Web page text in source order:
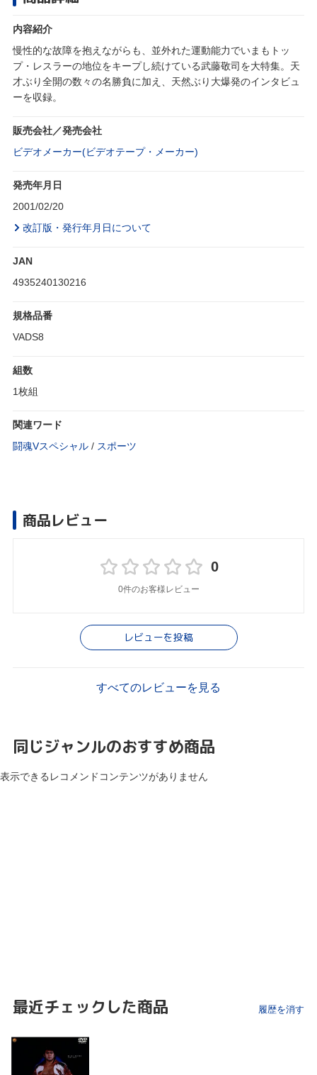
内容紹介
慢性的な故障を抱えながらも、並外れた運動能力でいまもトッ
プ・レスラーの地位をキープし続けている武藤敬司を大特集。天
才ぶり全開の数々の名勝負に加え、天然ぶり大爆発のインタビュ
ーを収録。
販売会社／発売会社
ビデオメーカー(ビデオテープ・メーカー)
発売年月日
2001/02/20
改訂版・発行年月日について
JAN
4935240130216
規格品番
VADS8
組数
1枚組
関連ワード
闘魂Vスペシャル / スポーツ
商品レビュー
0
0件のお客様レビュー
レビューを投稿
すべてのレビューを見る
同じジャンルのおすすめ商品
表示できるレコメンドコンテンツがありません
最近チェックした商品 履歴を消す